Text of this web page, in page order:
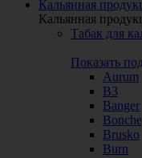
Кальянная
Кальянная
Табак для
Показать
Aurum
B3
Banger
Bonche
Brusko
Burn